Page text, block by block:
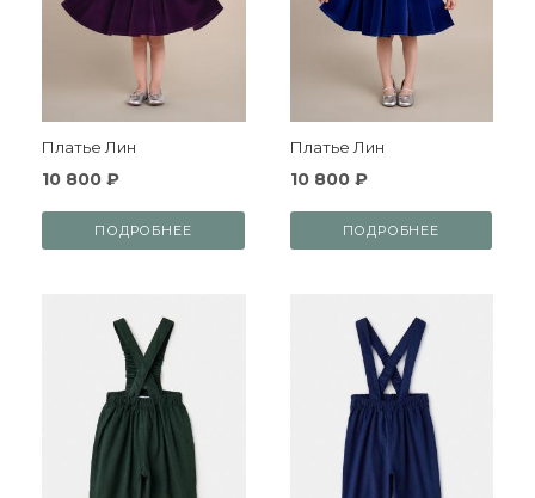
Платье Лин
10 800 ₽
ПОДРОБНЕЕ
Платье Лин
10 800 ₽
ПОДРОБНЕЕ